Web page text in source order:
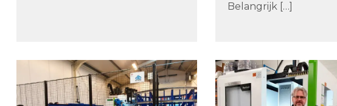
Belangrijk […]